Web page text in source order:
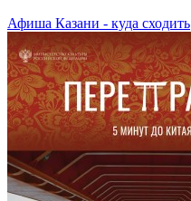
Афиша Казани - куда сходить